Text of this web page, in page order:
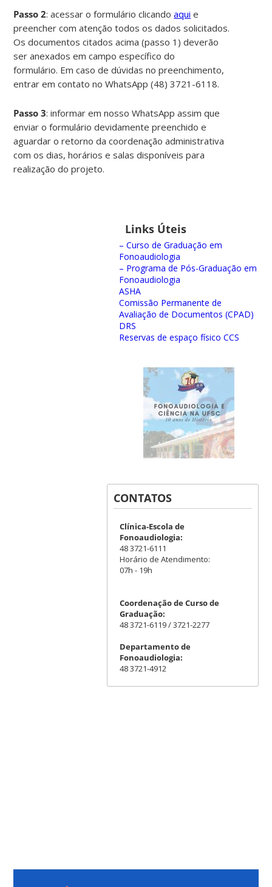
Passo 2: acessar o formulário clicandoaqui e
preencher com atenção todos os dados solicitados.
Os documentos citados acima (passo 1) deverão
ser anexados em campo específico do
formulário. Em caso de dúvidas no preenchimento,
entrar em contato no WhatsApp (48) 3721-6118.
Passo 3: informar em nosso WhatsApp assim que
enviar o formulário devidamente preenchido e
aguardar o retorno da coordenação administrativa
com os dias, horários e salas disponíveis para
realização do projeto.
Links Úteis
– Curso de Graduação em
Fonoaudiologia
– Programa de Pós-Graduação em
Fonoaudiologia
ASHA
Comissão Permanente de
Avaliação de Documentos (CPAD)
DRS
Reservas de espaço físico CCS
CONTATOS
Clínica-Escola de
Fonoaudiologia:
48 3721-6111
Horário de Atendimento:
07h - 19h
Coordenação de Curso de
Graduação:
48 3721-6119 / 3721-2277
Departamento de
Fonoaudiologia:
48 3721-4912